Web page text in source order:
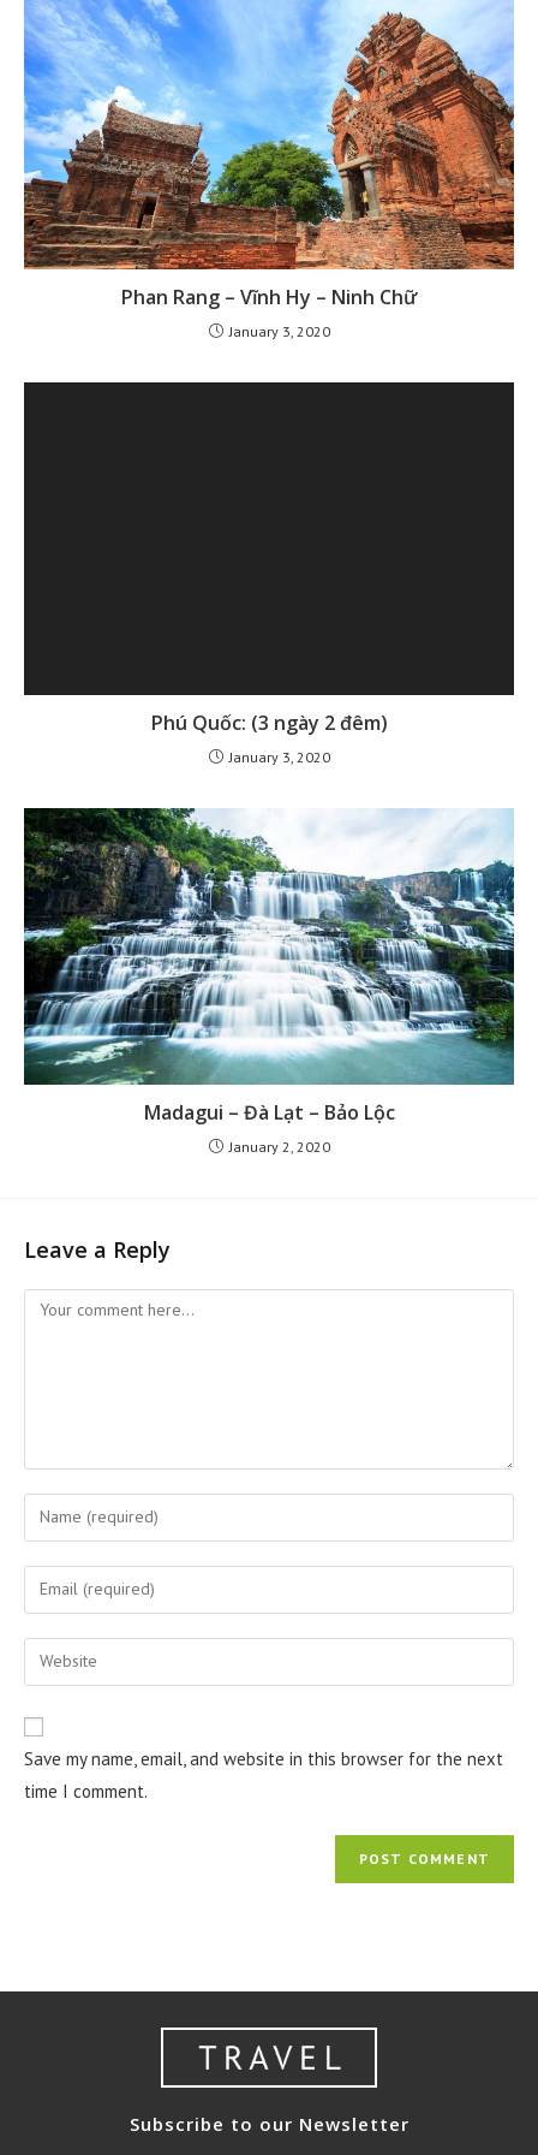
Phan Rang – Vĩnh Hy – Ninh Chữ
January 3, 2020
Phú Quốc: (3 ngày 2 đêm)
January 3, 2020
Madagui – Đà Lạt – Bảo Lộc
January 2, 2020
Leave a Reply
Comment
Enter
your
name
comment
Enter
your
email
address
Enter
your
URL
(optional)
Save my name, email, and website in this browser for the next
time I comment.
Subscribe to our Newsletter